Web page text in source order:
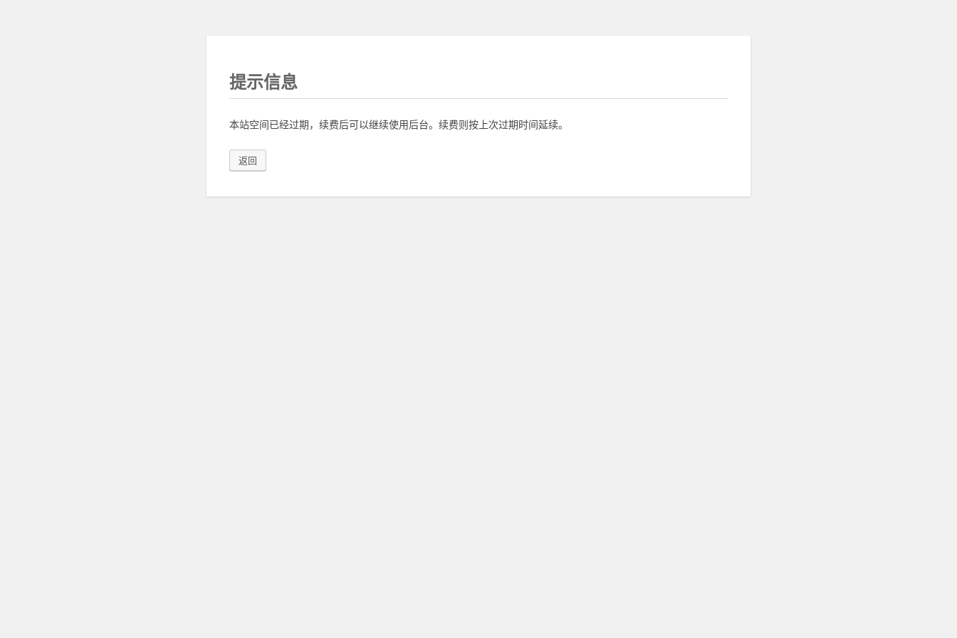
提示信息
本站空间已经过期，续费后可以继续使用后台。续费则按上次过期时间延续。
返回